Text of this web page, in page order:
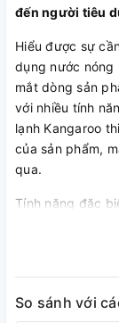
đến người tiêu
Hiểu được sự
dụng nước nóng
mắt dòng sản
với nhiều tính
lạnh Kangaroo
của sản phẩm,
qua.
Tính năng đặc
Cây nước nóng
hữu ích
So sánh với